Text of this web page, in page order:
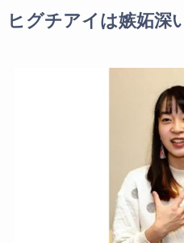
ヒグチアイは嫉妬深